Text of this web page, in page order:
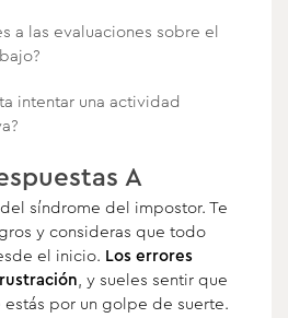
a las evaluaciones sobre el
intentar una actividad
A
síndrome del impostor. Te
y consideras que todo
el inicio. Los errores
, y sueles sentir que
por un golpe de suerte.